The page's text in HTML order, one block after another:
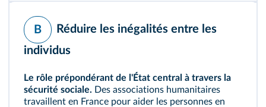
B
Réduire les inégalités entre les
individus
Le rôle prépondérant de l'État central à travers la
sécurité sociale. Des associations humanitaires
travaillent en France pour aider les personnes en